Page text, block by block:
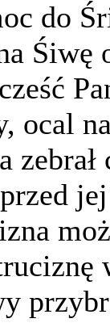
do
Śiwę
ocal